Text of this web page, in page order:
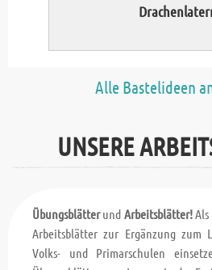
Alle Bastelideen
UNSERE
Übungsblätterund Arbeitsblätter!Als
Arbeitsblätter zur Ergänzung zum
Volks- und Primarschulen